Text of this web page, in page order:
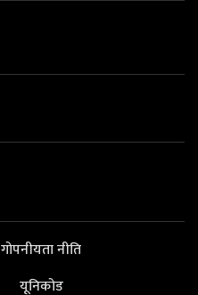
गोपनीयता नीति
यूनिकोड